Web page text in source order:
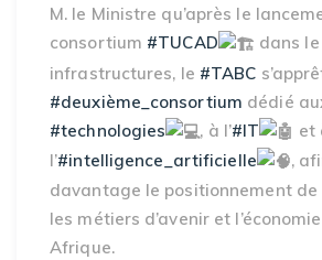
M. le Ministre qu’après le
consortium #TUCAD
dans
infrastructures, le #TABC
#deuxième_consortium dédié
#technologies
, à l’#IT
et
l’#intelligence_artificielle
,
davantage le positionnement de
les métiers d’avenir et
Afrique.